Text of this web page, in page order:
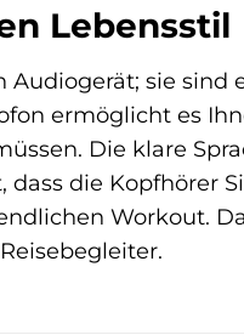
Lebensstil
sie
ermöglicht es
Die klare
die Kopfhörer
Workout.